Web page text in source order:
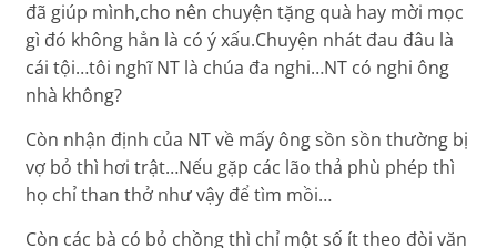
đã giúp mình,cho nên chuyện tặng quà hay mời mọc
gì đó không hẳn là có ý xấu.Chuyện nhát đau đâu là
cái tội…tôi nghĩ NT là chúa đa nghi…NT có nghi ông
nhà không?
Còn nhận định của NT về mấy ông sồn sồn thường bị
vợ bỏ thì hơi trật…Nếu gặp các lão thả phù phép thì
họ chỉ than thở như vậy để tìm mồi…
Còn các bà có bỏ chồng thì chỉ một số ít theo đòi văn